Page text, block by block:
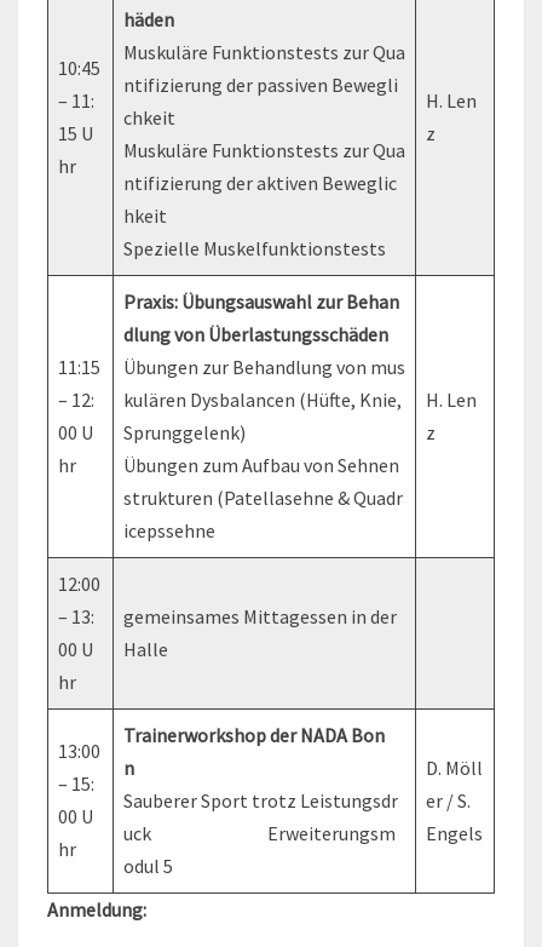
10:45
– 11:
15 U
hr
häden
Muskuläre Funktionstests zur Qua
ntifizierung der passiven Bewegli
chkeit
Muskuläre Funktionstests zur Qua
ntifizierung der aktiven Beweglic
hkeit
Spezielle Muskelfunktionstests
H. Len
z
11:15
– 12:
00 U
hr
Praxis: Übungsauswahl zur Behan
dlung von Überlastungsschäden
Übungen zur Behandlung von mus
kulären Dysbalancen (Hüfte, Knie,
Sprunggelenk)
Übungen zum Aufbau von Sehnen
strukturen (Patellasehne & Quadr
icepssehne
H. Len
z
12:00
– 13:
00 U
hr
gemeinsames Mittagessen in der
Halle
13:00
– 15:
00 U
hr
Trainerworkshop der NADA Bon
n
Sauberer Sport trotz Leistungsdr
uck Erweiterungsm
odul 5
D. Möll
er / S.
Engels
Anmeldung: